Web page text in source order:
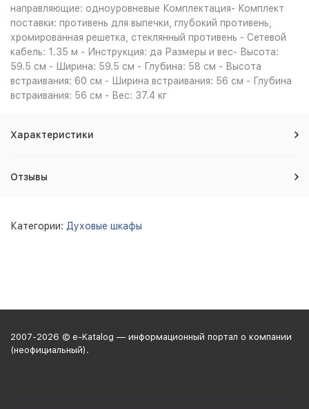
направляющие: одноуровневые Комплектация- Комплект
поставки: противень для выпечки, глубокий противень,
хромированная решетка, стеклянный противень - Сетевой
кабель: 1.35 м - Инструкция: да Размеры и вес- Высота:
59.5 см - Ширина: 59.5 см - Глубина: 58 см - Высота
встраивания: 60 см - Ширина встраивания: 56 см - Глубина
встраивания: 56 см - Вес: 37.4 кг
Характеристики
Отзывы
Категории: Духовые шкафы
2007-2026 © e-Katalog — информационный портал о компании
(неофициальный).